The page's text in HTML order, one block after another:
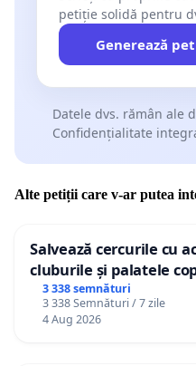
petiție solidă pentru
Generează
Datele dvs. rămân ale
Confidențialitate
Alte petiții care v-ar putea
Salvează cercurile cu
cluburile și palatele
3 338 semnături
3 338 Semnături / 7 zile
4 Aug 2026